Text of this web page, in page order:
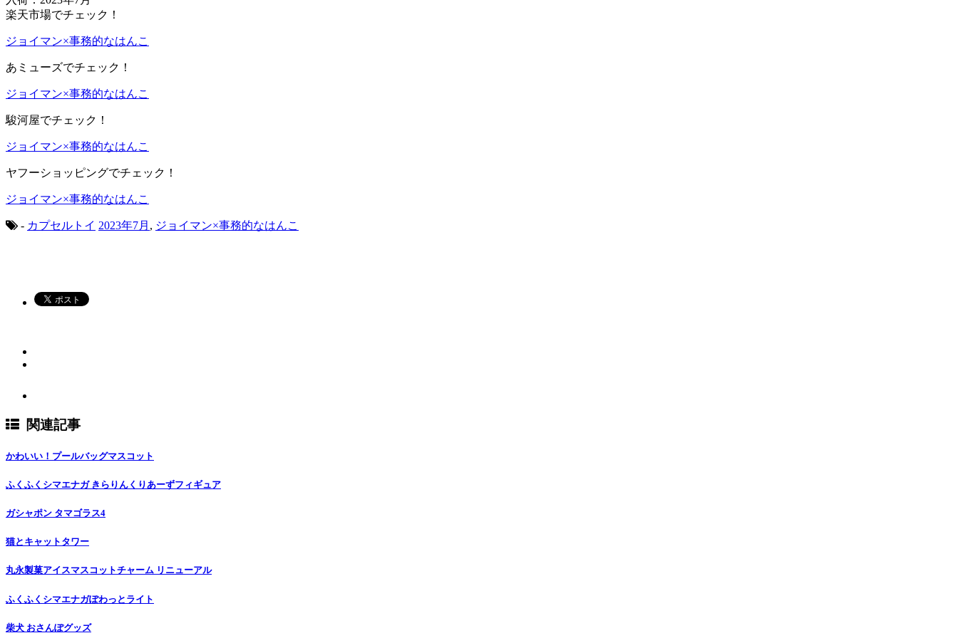
楽天市場でチェック！
ジョイマン×事務的なはんこ
あミューズでチェック！
ジョイマン×事務的なはんこ
駿河屋でチェック！
ジョイマン×事務的なはんこ
ヤフーショッピングでチェック！
ジョイマン×事務的なはんこ
- カプセルトイ 2023年7月 , ジョイマン×事務的なはんこ
関連記事
かわいい！プールバッグマスコット
ふくふくシマエナガ きらりんくりあーずフィギュア
ガシャポン タマゴラス4
猫とキャットタワー
丸永製菓アイスマスコットチャーム リニューアル
ふくふくシマエナガぽわっとライト
柴犬 おさんぽグッズ